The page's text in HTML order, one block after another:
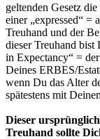
geltenden Gesetz
einer „expressed“ =
Treuhand und der
dieser Treuhand
in Expectancy“ =
Deines ERBES/
wenn Du das Alter
spätestens mit
Dieser
Treuhand sollte